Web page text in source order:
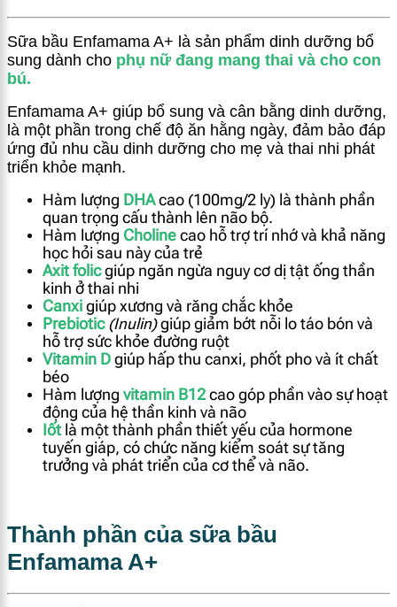
Sữa bầu Enfamama A+ là sản phẩm dinh dưỡng bổ
sung dành cho phụ nữ đang mang thai và cho con
bú.
Enfamama A+ giúp bổ sung và cân bằng dinh dưỡng,
là một phần trong chế độ ăn hằng ngày, đảm bảo đáp
ứng đủ nhu cầu dinh dưỡng cho mẹ và thai nhi phát
triển khỏe mạnh.
Hàm lượng DHAcao (100mg/2 ly) là thành phần
quan trọng cấu thành lên não bộ.
Hàm lượng Choline cao hỗ trợ trí nhớ và khả năng
học hỏi sau này của trẻ
Axit folicgiúp ngăn ngừa nguy cơ dị tật ống thần
kinh ở thai nhi
Canxi giúp xương và răng chắc khỏe
Prebiotic (Inulin)giúp giảm bớt nỗi lo táo bón và
hỗ trợ sức khỏe đường ruột
Vitamin D giúp hấp thu canxi, phốt pho và ít chất
béo
Hàm lượng vitamin B12 cao góp phần vào sự hoạt
động của hệ thần kinh và não
Iốt là một thành phần thiết yếu của hormone
tuyến giáp, có chức năng kiểm soát sự tăng
trưởng và phát triển của cơ thể và não.
Thành phần của sữa bầu
Enfamama A+